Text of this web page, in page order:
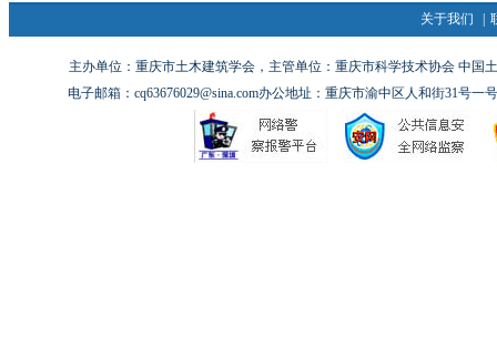
关于我们
主办单位：重庆市土木建筑学会，主管单位：重庆市科学技术协会 中国
电子邮箱：cq63676029@sina.com办公地址：重庆市渝中区人和街31号一